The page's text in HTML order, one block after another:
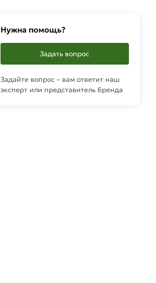
Нужна помощь?
Задать вопрос
Задайте вопрос – вам ответит наш
эксперт или представитель бренда